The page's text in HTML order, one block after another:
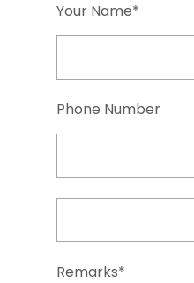
Your Name*
Phone Number
Remarks*